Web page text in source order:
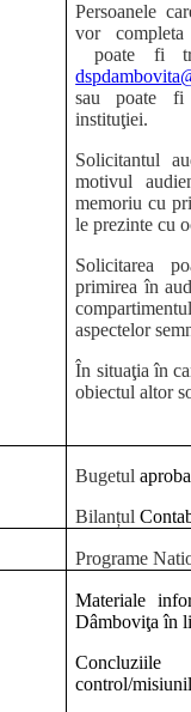
Persoanele
vor
poate fi
sau poate fi
instituţiei.
Solicitantul
motivul
memoriu cu
le prezinte cu
Solicitarea
primirea în
aspectelor
În situaţia în
obiectul altor
Bugetul
Bilanțul
Programe
Materiale
Dâmboviţa în
control/